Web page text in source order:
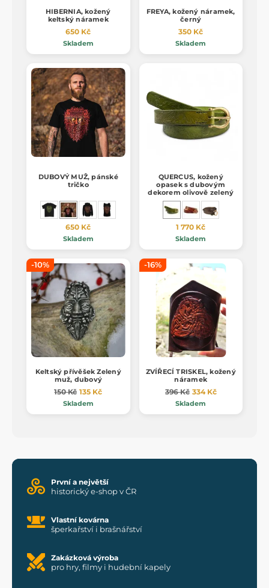
HIBERNIA, kožený
keltský náramek
650 Kč
Skladem
FREYA, kožený náramek,
černý
350 Kč
Skladem
DUBOVÝ MUŽ, pánské
tričko
650 Kč
Skladem
QUERCUS, kožený
opasek s dubovým
dekorem olivově zelený
1 770 Kč
Skladem
-10%
Keltský přívěšek Zelený
muž, dubový
150 Kč 135 Kč
Skladem
-16%
ZVÍŘECÍ TRISKEL, kožený
náramek
396 Kč 334 Kč
Skladem
První a největší
historický e-shop v ČR
Vlastní kovárna
šperkařství i brašnářství
Zakázková výroba
pro hry, filmy i hudební kapely